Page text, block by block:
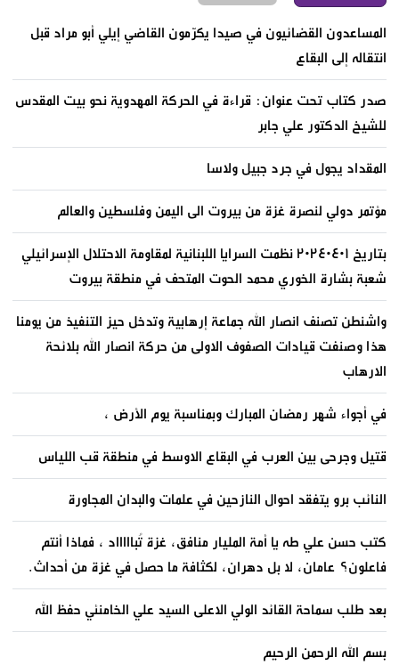
المساعدون القضائيون في صيدا يكرّمون القاضي إيلي أبو مراد قبل
انتقاله إلى البقاع
صدر كتاب تحت عنوان: قراءة في الحركة المهدوية نحو بيت المقدس
للشيخ الدكتور علي جابر
المقداد يجول في جرد جبيل ولاسا
مؤتمر دولي لنصرة غزة من بيروت الى اليمن وفلسطين والعالم
بتاريخ ٢٠٢٤٠٤٠١ نظمت السرايا اللبنانية لمقاومة الاحتلال الإسرائيلي
شعبة بشارة الخوري محمد الحوت المتحف في منطقة بيروت
واشنطن تصنف انصار الله جماعة إرهابية وتدخل حيز التنفيذ من يومنا
هذا وصنفت قيادات الصفوف الاولى من حركة انصار الله بلائحة
الارهاب
في أجواء شهر رمضان المبارك وبمناسبة يوم الأرض ،
قتيل وجرحى بين العرب في البقاع الاوسط في منطقة قب اللياس
النائب برو يتفقد احوال النازحين في علمات والبدان المجاورة
كتب حسن علي طه يا أمة المليار منافق، غزة تُباااااد ، فماذا أنتم
فاعلون؟ عامان، لا بل دهران، لكثافة ما حصل في غزة من أحداث.
بعد طلب سماحة القائد الولي الاعلى السيد علي الخامنئي حفظ الله
بسم الله الرحمن الرحيم